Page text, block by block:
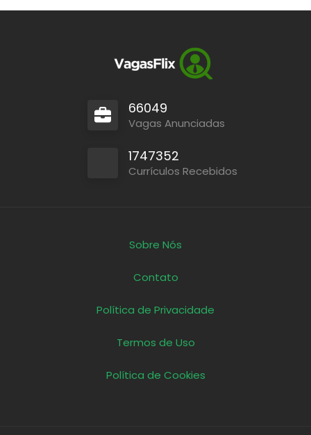
66049
Vagas Anunciadas
1747352
Currículos Recebidos
Sobre Nós
Contato
Política de Privacidade
Termos de Uso
Política de Cookies